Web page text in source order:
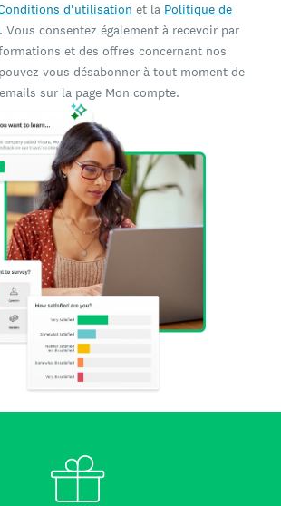
d'utilisation et la Politique de
Vous consentez également à recevoir par
et des offres concernant nos
vous désabonner à tout moment de
sur la page Mon compte.